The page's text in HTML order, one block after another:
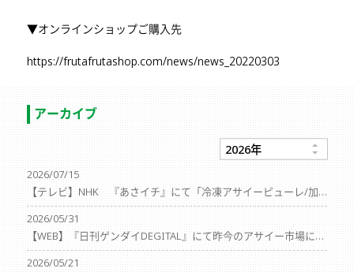
▼オンラインショップご購入先
https://frutafrutashop.com/news/news_20220303
アーカイブ
2026/07/15
【テレビ】NHK 『あさイチ』にて「冷凍アサイーピューレ/加糖」「レッドドラゴンフルーツ完熟カットピタヤ」が紹介されました
2026/05/31
【WEB】『日刊ゲンダイDEGITAL』にて昨今のアサイー市場についての記事が掲載されました
2026/05/21